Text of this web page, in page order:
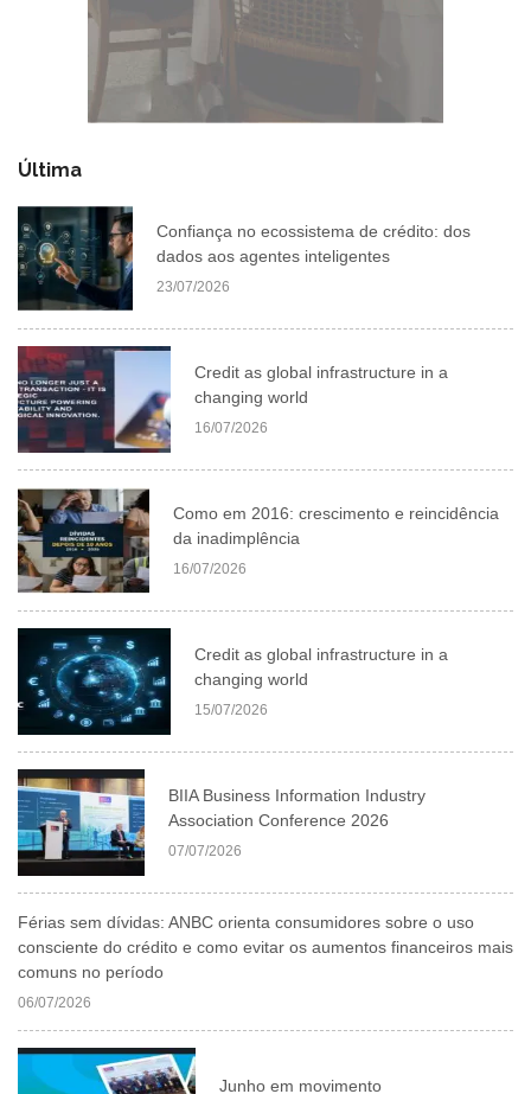
Última
Confiança no ecossistema de crédito: dos
dados aos agentes inteligentes
23/07/2026
Credit as global infrastructure in a
changing world
16/07/2026
Como em 2016: crescimento e reincidência
da inadimplência
16/07/2026
Credit as global infrastructure in a
changing world
15/07/2026
BIIA Business Information Industry
Association Conference 2026
07/07/2026
Férias sem dívidas: ANBC orienta consumidores sobre o uso
consciente do crédito e como evitar os aumentos financeiros mais
comuns no período
06/07/2026
Junho em movimento